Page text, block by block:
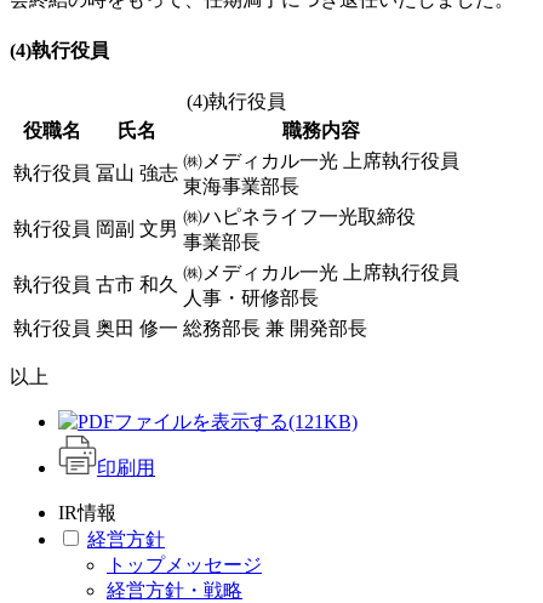
(4)執行役員
(4)執行役員
役職名
氏名 職務内容
執行役員 冨山 強志
㈱メディカル一光 上席執行役員
東海事業部長
執行役員 岡副 文男
㈱ハピネライフ一光取締役
事業部長
執行役員 古市 和久
㈱メディカル一光 上席執行役員
人事・研修部長
執行役員 奥田 修一 総務部長 兼 開発部長
以上
(121KB)
印刷用
IR情報
経営方針
トップメッセージ
経営方針・戦略